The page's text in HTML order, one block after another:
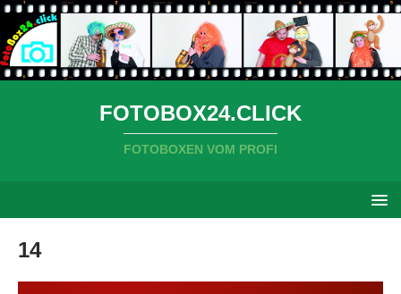
FOTOBOX24.CLICK
FOTOBOXEN VOM PROFI
14